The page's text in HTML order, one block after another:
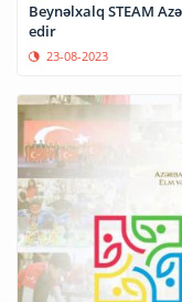
Beynəlxalq STEAM
edir
23-08-2023